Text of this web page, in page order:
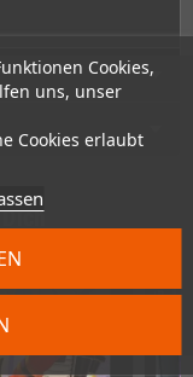
Cookies,
uns, unser
Cookies erlaubt